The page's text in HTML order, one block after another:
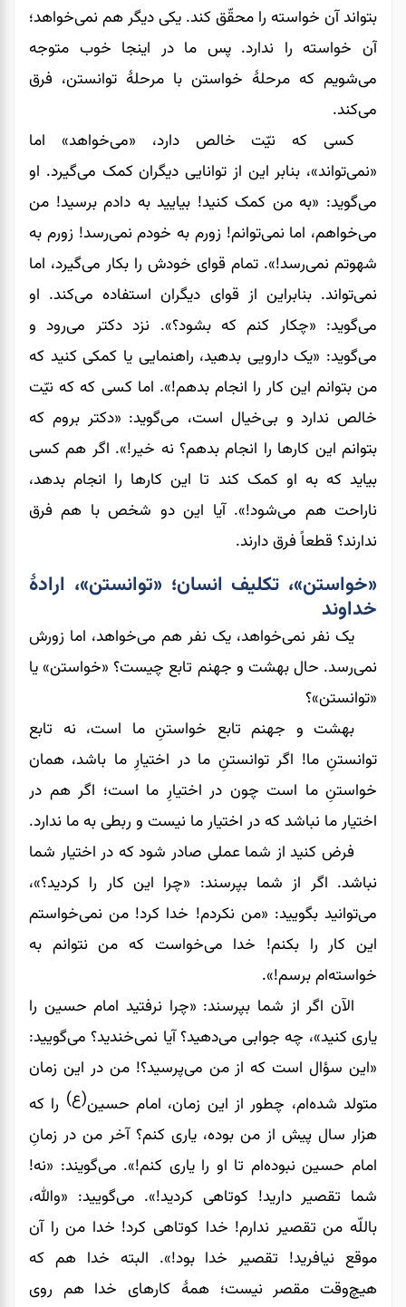
بتواند آن خواسته را محقّق کند. یکی دیگر هم نمی‌خواهد؛
آن خواسته را ندارد. پس ما در اینجا خوب متوجه
می‌‌‌‌‌‌شویم که مرحلۀ خواستن با مرحلۀ توانستن، فرق
می‌کند.
کسی که نیّت خالص دارد، «می‌خواهد» اما
«نمی‌تواند»، بنابر این از توانایی دیگران کمک می‌‌‌‌‌‌گیرد. او
می‌‌‌‌‌‌گوید: «به من کمک کنید! بیایید به دادم برسید! من
می‌خواهم، اما نمی‌توانم! زورم به خودم نمی‌رسد! زورم به
شهوتم نمی‌رسد!». تمام قوای خودش را بکار می‌‌‌‌‌‌گیرد، اما
نمی‌‌‌‌‌‌تواند. بنابراین از قوای دیگران استفاده می‌کند. او
می‌گوید: «چکار کنم که بشود؟». نزد دکتر می‌رود و
می‌گوید: «یک دارویی بدهید، راهنمایی یا کمکی کنید که
من بتوانم این کار را انجام بدهم!». اما کسی که که نیّت
خالص ندارد و بی‌خیال است، می‌‌‌‌‌‌گوید: «دکتر بروم که
بتوانم این کارها را انجام بدهم؟ نه خیر!». اگر هم کسی
بیاید که به او کمک کند تا این کارها را انجام بدهد،
ناراحت هم می‌شود!». آیا این دو شخص با هم فرق
ندارند؟ قطعاً فرق دارند.
«خواستن»، تکلیف انسان؛ «توانستن»، ارادۀ
خداوند
یک نفر نمی‌خواهد، یک نفر هم می‌‌‌‌‌‌خواهد، اما زورش
نمی‌رسد. حال بهشت و جهنم تابع چیست؟ «خواستن» یا
«توانستن»؟
بهشت و جهنم تابع خواستنِ ما است، نه تابع
توانستنِ ما! اگر توانستنِ ما در اختیارِ ما باشد، همان
خواستنِ ما است چون در اختیارِ ما است؛ اگر هم در
اختیار ما نباشد که در اختیار ما نیست و ربطی به ما ندارد.‌
فرض کنید از شما عملی صادر شود که در اختیار شما
نباشد. اگر از شما بپرسند: «چرا این کار را کردید؟»،
می‌‌‌‌‌‌توانید بگویید: «من نکردم! خدا کرد! من نمی‌خواستم
این کار را بکنم! خدا می‌خواست که من نتوانم به
خواسته‌ام برسم!».
الآن اگر از شما بپرسند: «چرا نرفتید امام حسین را
یاری کنید»، چه جوابی می‌‌‌‌‌‌دهید؟ آیا نمی‌خندید؟ می‌گویید:
«این سؤال است که از من می‌پرسید؟! من در این زمان
متولد شده‌ام، چطور از این زمان، امام حسین(ع) را که
هزار سال پیش از من بوده، یاری کنم؟ آخر من در زمانِ
امام حسین نبوده‌ام تا او را یاری کنم!». می‌‌‌‌‌‌گویند: «نه!
شما تقصیر دارید! کوتاهی کردید!». می‌گویید: «والله،
باللّه من تقصیر ندارم! خدا کوتاهی کرد! خدا من را آن
موقع نیافرید! تقصیر خدا بود!». البته خدا هم که
هیچ‌وقت مقصر نیست؛ همۀ کارهای خدا هم روی